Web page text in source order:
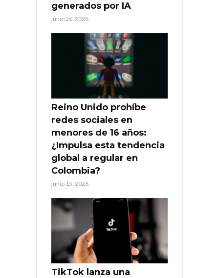
generados por IA
junio 26, 2026
Reino Unido prohíbe
redes sociales en
menores de 16 años:
¿Impulsa esta tendencia
global a regular en
Colombia?
junio 15, 2026
TikTok lanza una